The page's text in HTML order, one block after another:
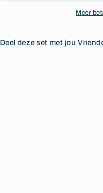
Meer
Deel deze set met jou